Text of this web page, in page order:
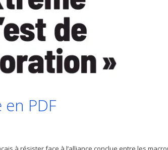
en PDF